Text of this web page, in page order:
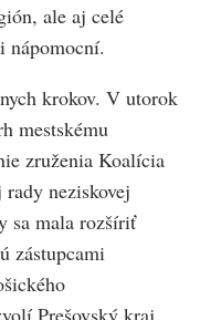
ale aj celé
nápomocní.
krokov. V utorok
mestskému
zruženia Koalícia
neziskovej
sa mala rozšíriť
zástupcami